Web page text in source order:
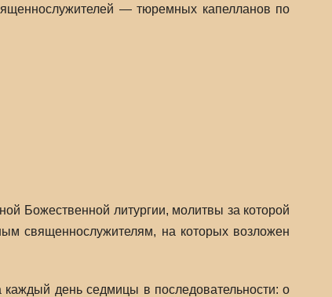
— тюремных капелланов по
Божественной литургии, молитвы за которой
священнослужителям, на которых возложен
день седмицы в последовательности: о